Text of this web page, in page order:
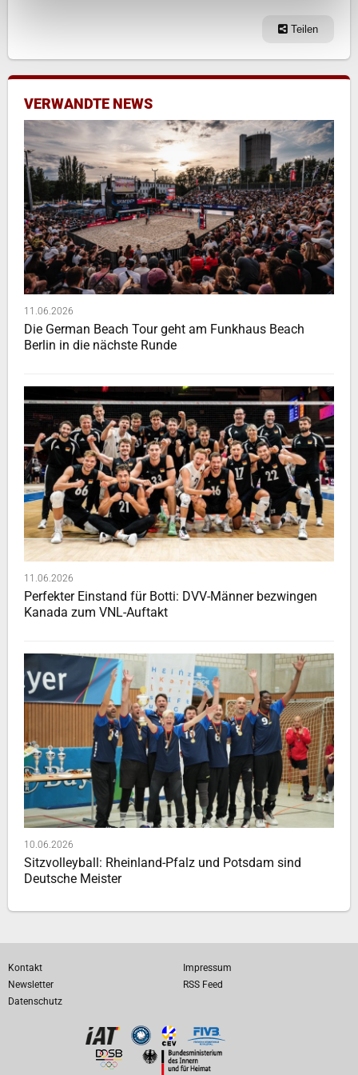
Teilen
VERWANDTE NEWS
11.06.2026
Die German Beach Tour geht am Funkhaus Beach
Berlin in die nächste Runde
11.06.2026
Perfekter Einstand für Botti: DVV-Männer bezwingen
Kanada zum VNL-Auftakt
10.06.2026
Sitzvolleyball: Rheinland-Pfalz und Potsdam sind
Deutsche Meister
Kontakt
Impressum
Newsletter
RSS Feed
Datenschutz